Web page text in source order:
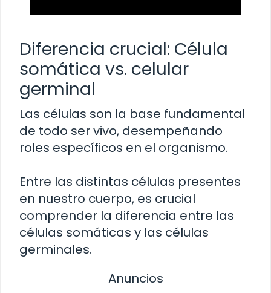
Diferencia crucial: Célula
somática vs. celular
germinal
Las células son la base fundamental
de todo ser vivo, desempeñando
roles específicos en el organismo.
Entre las distintas células presentes
en nuestro cuerpo, es crucial
comprender la diferencia entre las
células somáticas y las células
germinales.
Anuncios